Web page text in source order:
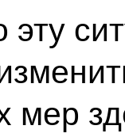
эту
мер